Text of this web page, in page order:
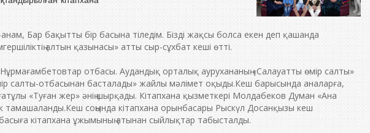
Бар бақытты бір басына тіледім. Бізді жақсы болса екен деп қашанда
алтын қазынасы» атты сыр-сұхбат кеші өтті.
отбасы. Аудандық орталық аурухананың «Салауатты өмір салты»
салты-отбасынан басталады» жайлы мәлімет оқыды.Кеш барысында аналарға,
«Туған жер» әнің шырқады. Кітапхана қызметкері Молдабеков Думан «Ана
тамашаланды.Кеш соңында кітапхана орынбасары Рыскүл Досанқызы кеш
кітапхана ұжымының атынан сыйлықтар табысталды.